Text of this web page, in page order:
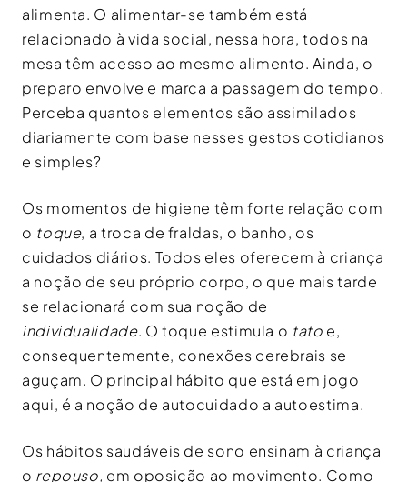
alimenta. O alimentar-se também está
relacionado à vida social, nessa hora, todos na
mesa têm acesso ao mesmo alimento. Ainda, o
preparo envolve e marca a passagem do tempo.
Perceba quantos elementos são assimilados
diariamente com base nesses gestos cotidianos
e simples?
Os momentos de higiene têm forte relação com
o toque, a troca de fraldas, o banho, os
cuidados diários. Todos eles oferecem à criança
a noção de seu próprio corpo, o que mais tarde
se relacionará com sua noção de
individualidade. O toque estimula o tato e,
consequentemente, conexões cerebrais se
aguçam. O principal hábito que está em jogo
aqui, é a noção de autocuidado a autoestima.
Os hábitos saudáveis de sono ensinam à criança
o repouso, em oposição ao movimento. Como